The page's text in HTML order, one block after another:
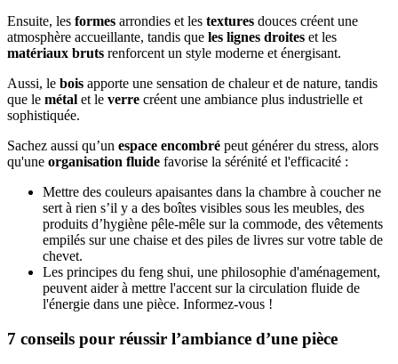
Ensuite, les formes arrondies et les textures douces créent une
atmosphère accueillante, tandis que les lignes droites et les
matériaux bruts renforcent un style moderne et énergisant.
Aussi, le bois apporte une sensation de chaleur et de nature, tandis
que le métal et le verre créent une ambiance plus industrielle et
sophistiquée.
Sachez aussi qu’un espace encombré peut générer du stress, alors
qu'une organisation fluide favorise la sérénité et l'efficacité :
Mettre des couleurs apaisantes dans la chambre à coucher ne
sert à rien s’il y a des boîtes visibles sous les meubles, des
produits d’hygiène pêle-mêle sur la commode, des vêtements
empilés sur une chaise et des piles de livres sur votre table de
chevet.
Les principes du feng shui, une philosophie d'aménagement,
peuvent aider à mettre l'accent sur la circulation fluide de
l'énergie dans une pièce. Informez-vous !
7 conseils pour réussir l’ambiance d’une pièce